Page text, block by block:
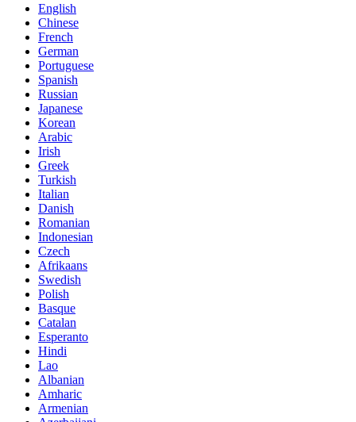
English
Chinese
French
German
Portuguese
Spanish
Russian
Japanese
Korean
Arabic
Irish
Greek
Turkish
Italian
Danish
Romanian
Indonesian
Czech
Afrikaans
Swedish
Polish
Basque
Catalan
Esperanto
Hindi
Lao
Albanian
Amharic
Armenian